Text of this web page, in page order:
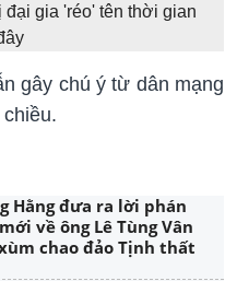
gia 'réo' tên thời gian
gây chú ý từ dân mạng
Hằng đưa ra lời phán
về ông Lê Tùng Vân
chao đảo Tịnh thất